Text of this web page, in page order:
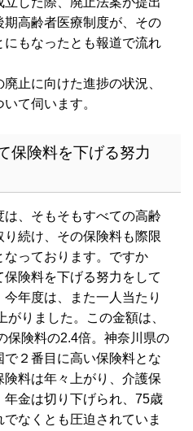
高齢者医療制度が、その
にもなったとも報道で流れ
止に向けた進捗の状況、
て伺います。
保険料を下げる努力
、そもそもすべての高齢
続け、その保険料も際限
っております。ですか
険料を下げる努力をして
年度は、また一人当たり
りました。この金額は、
保険料の2.4倍。神奈川県の
２番目に高い保険料とな
料は年々上がり、介護保
金は切り下げられ、75歳
なくとも圧迫されていま